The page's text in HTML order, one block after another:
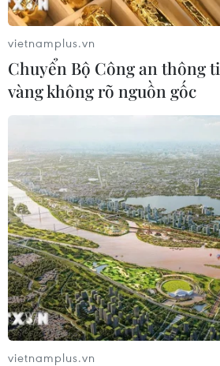
vietnamplus.vn
Chuyển Bộ Công an thông
vàng không rõ nguồn gốc
vietnamplus.vn